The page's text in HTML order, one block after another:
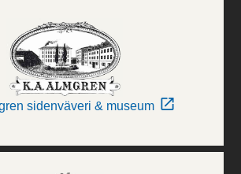
sidenväveri & museum